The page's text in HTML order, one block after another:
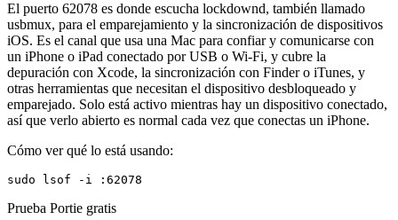
El puerto 62078 es donde escucha lockdownd, también llamado
usbmux, para el emparejamiento y la sincronización de dispositivos
iOS. Es el canal que usa una Mac para confiar y comunicarse con
un iPhone o iPad conectado por USB o Wi-Fi, y cubre la
depuración con Xcode, la sincronización con Finder o iTunes, y
otras herramientas que necesitan el dispositivo desbloqueado y
emparejado. Solo está activo mientras hay un dispositivo conectado,
así que verlo abierto es normal cada vez que conectas un iPhone.
Cómo ver qué lo está usando:
sudo lsof -i :62078
Prueba Portie gratis